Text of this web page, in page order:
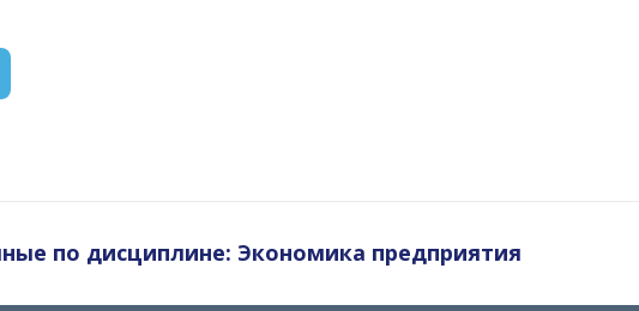
по дисциплине: Экономика предприятия